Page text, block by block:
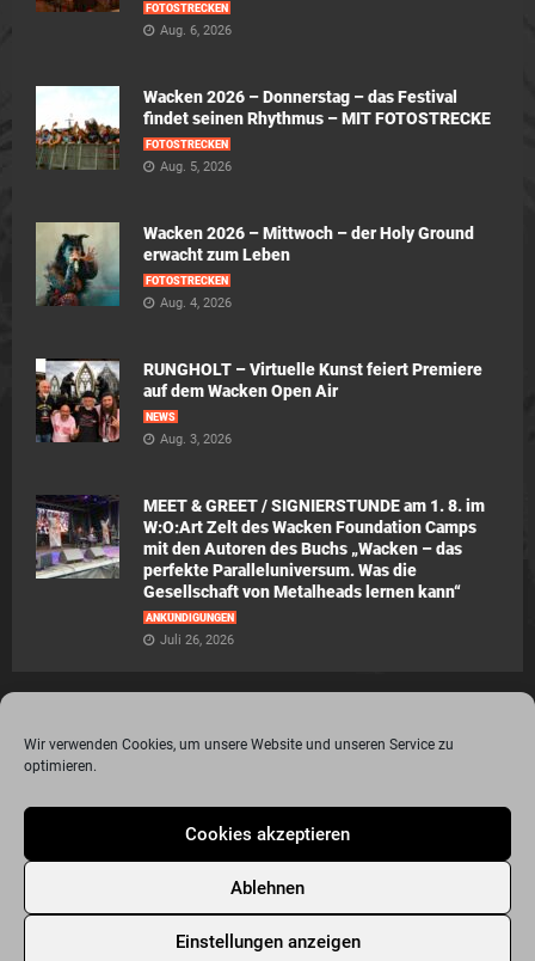
Wir verwenden Cookies, um unsere Website und unseren Service zu
optimieren.
Cookies akzeptieren
Ablehnen
Einstellungen anzeigen
FOTOSTRECKEN
Aug. 6, 2026
Wacken 2026 – Donnerstag – das Festival
findet seinen Rhythmus – MIT FOTOSTRECKE
FOTOSTRECKEN
Aug. 5, 2026
Wacken 2026 – Mittwoch – der Holy Ground
erwacht zum Leben
FOTOSTRECKEN
Aug. 4, 2026
RUNGHOLT – Virtuelle Kunst feiert Premiere
auf dem Wacken Open Air
NEWS
Aug. 3, 2026
MEET & GREET / SIGNIERSTUNDE am 1. 8. im
W:O:Art Zelt des Wacken Foundation Camps
mit den Autoren des Buchs „Wacken – das
perfekte Paralleluniversum. Was die
Gesellschaft von Metalheads lernen kann“
ANKÜNDIGUNGEN
Juli 26, 2026
Unterstützung von the surface new media gmbh
Über Metalogy.de – das Magazin für Metalheadz + REVIEWREGELN
Newsletter Anmeldung
Events Freunde
Bandseiten
Metalogy.de – Das etwas andere Metal Magazin